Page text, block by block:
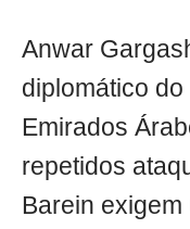
Anwar
diplomático
Emirados
repetidos
Barein